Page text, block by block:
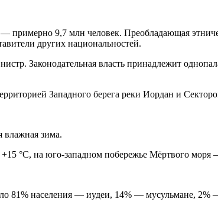
9,7 млн человек. Преобладающая
других национальностей.
Законодательная власть принадлежит
Западного берега реки Иордан и
влажная зима.
°C, на юго-западном побережье Мёртвого моря
81% населения — иудеи, 14% — мусульмане, 2%